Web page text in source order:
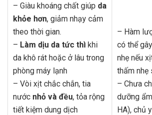
– Giàu khoáng chất giúp da
khỏe hơn, giảm nhạy cảm
theo thời gian.
– Làm dịu da tức thì khi
da khô rát hoặc ở lâu trong
phòng máy lạnh
– Vòi xịt chắc chắn, tia
nước nhỏ và đều, tỏa rộng
tiết kiệm dung dịch
– Hàm
có thể
nhẹ nếu
thấm nhẹ
– Chưa
dưỡng
HA), chủ